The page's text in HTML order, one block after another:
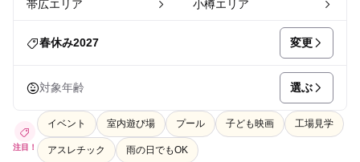
帯広エリア 小樽エリア
春休み2027 変更
対象年齢 選ぶ
注目！
イベント 室内遊び場 プール 子ども映画 工場見学
アスレチック 雨の日でもOK